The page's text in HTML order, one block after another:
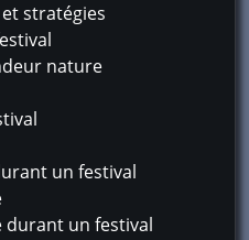
stratégies
nature
un festival
durant un festival